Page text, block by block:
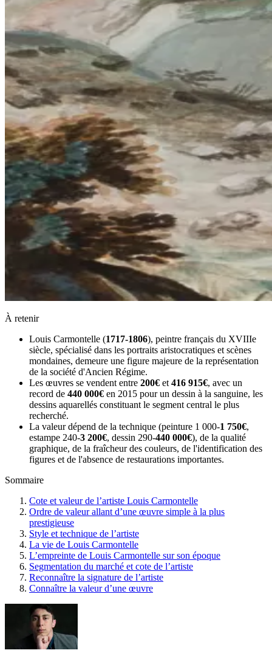
À retenir
Louis Carmontelle (1717-1806), peintre français du XVIIIe
siècle, spécialisé dans les portraits aristocratiques et scènes
mondaines, demeure une figure majeure de la représentation
de la société d'Ancien Régime.
Les œuvres se vendent entre 200€ et 416 915€, avec un
record de 440 000€ en 2015 pour un dessin à la sanguine, les
dessins aquarellés constituant le segment central le plus
recherché.
La valeur dépend de la technique (peinture 1 000-1 750€,
estampe 240-3 200€, dessin 290-440 000€), de la qualité
graphique, de la fraîcheur des couleurs, de l'identification des
figures et de l'absence de restaurations importantes.
Sommaire
Cote et valeur de l’artiste Louis Carmontelle
Ordre de valeur allant d’une œuvre simple à la plus
prestigieuse
Style et technique de l’artiste
La vie de Louis Carmontelle
L’empreinte de Louis Carmontelle sur son époque
Segmentation du marché et cote de l’artiste
Reconnaître la signature de l’artiste
Connaître la valeur d’une œuvre